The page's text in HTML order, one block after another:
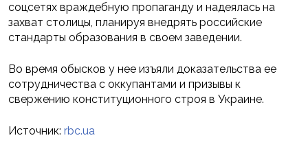
соцсетях враждебную пропаганду и надеялась на
захват столицы, планируя внедрять российские
стандарты образования в своем заведении.
Во время обысков у нее изъяли доказательства ее
сотрудничества с оккупантами и призывы к
свержению конституционного строя в Украине.
Источник: rbc.ua